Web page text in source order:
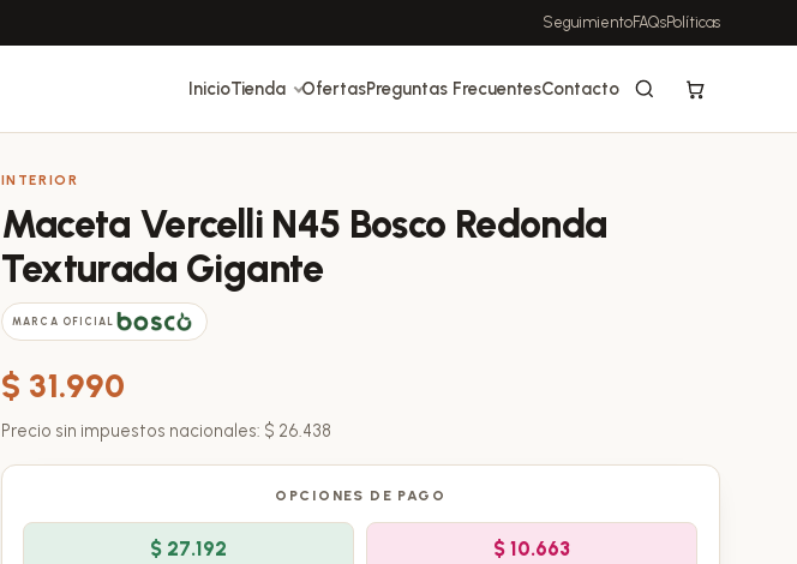
SeguimientoFAQsPolíticas
InicioTienda OfertasPreguntas FrecuentesContacto
INTERIOR
Maceta Vercelli N45 Bosco Redonda
Texturada Gigante
MARCA OFICIAL
$ 31.990
Precio sin impuestos nacionales: $ 26.438
OPCIONES DE PAGO
$ 27.192 $ 10.663